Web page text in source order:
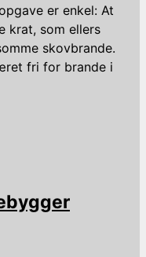
er enkel: At
krat, som ellers
skovbrande.
fri for brande i